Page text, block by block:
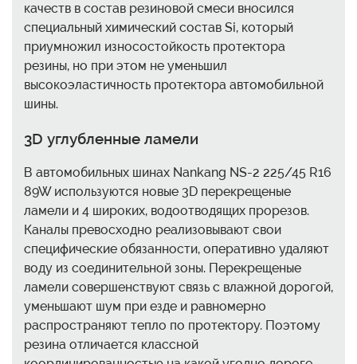
качеств в состав резиновой смеси вносился
специальный химический состав Si, который
приумножил износостойкость протектора
резины, но при этом не уменьшил
высокоэластичность протектора автомобильной
шины.
3D углубленные ламели
В автомобильных шинах Nankang NS-2 225/45 R16
89W используются новые 3D перекрещеные
ламели и 4 широких, водоотводящих прорезов.
Каналы превосходно реализовывают свои
специфические обязанности, оперативно удаляют
воду из соединительной зоны. Перекрещеные
ламели совершенствуют связь с влажной дорогой,
уменьшают шум при езде и равномерно
распространяют тепло по протектору. Поэтому
резина отличается классной